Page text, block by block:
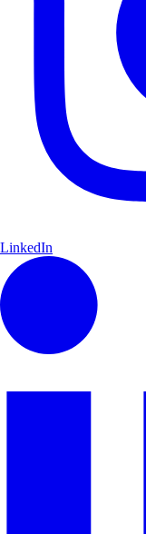
LinkedIn